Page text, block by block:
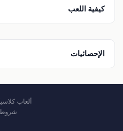
كيفية اللعب
الإحصائيات
ألعاب
شروط